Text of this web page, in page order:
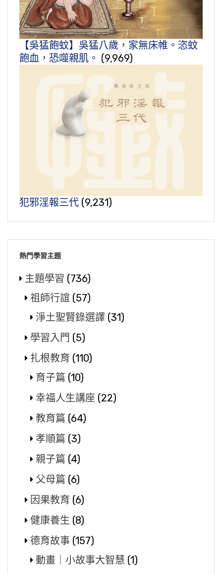
【吳猛飽蚊】吳猛八歲，家無床帷。恣蚊
飽血，恐噬親肌。 (9,969)
犯邪淫報三代 (9,231)
熱門學習主題
主題學習 (736)
祖師行誼 (57)
淨土聖賢錄選譯 (31)
學習入門 (5)
扎根教育 (110)
育子篇 (10)
幸福人生講座 (22)
教育篇 (64)
孝順篇 (3)
親子篇 (4)
父母篇 (6)
因果教育 (6)
健康養生 (8)
德育故事 (157)
動畫｜小故事大智慧 (1)